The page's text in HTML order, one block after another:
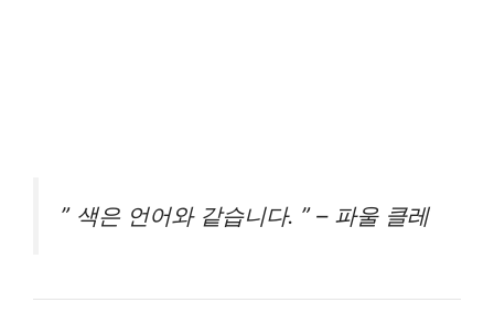
” 색은 언어와 같습니다. ” – 파울 클레